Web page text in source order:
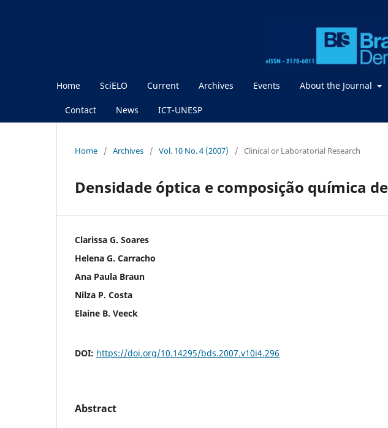
Home SciELO Current Archives Events About the Journal
Contact News ICT-UNESP
Home / Archives / Vol. 10 No. 4 (2007) / Clinical or Laboratorial Research
Densidade óptica e composição química
Clarissa G. Soares
Helena G. Carracho
Ana Paula Braun
Nilza P. Costa
Elaine B. Veeck
DOI: https://doi.org/10.14295/bds.2007.v10i4.296
Abstract